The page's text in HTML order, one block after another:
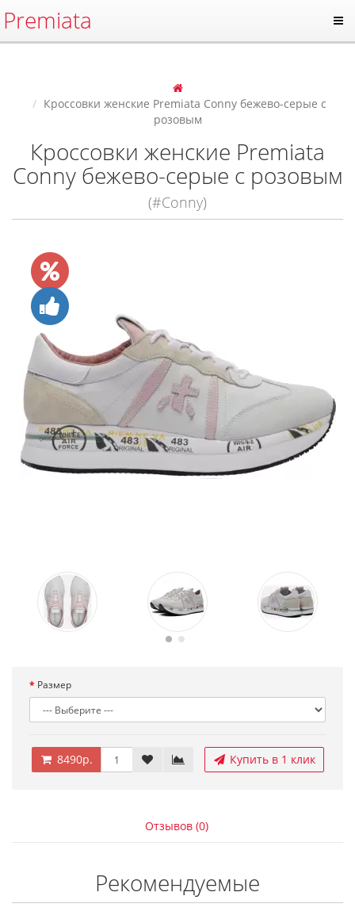
Premiata
Кроссовки женские Premiata Conny бежево-серые с
розовым
Кроссовки женские Premiata
Conny бежево-серые с розовым
(#Conny)
Размер
8490р. Купить в 1 клик
Отзывов (0)
Рекомендуемые